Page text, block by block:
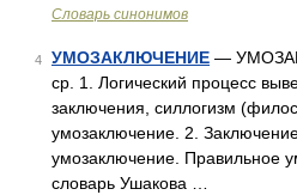
Словарь синонимов
4 УМОЗАКЛЮЧЕНИЕ —
ср. 1. Логический процесс
заключения, силлогизм
умозаключение. 2.
умозаключение. Правильное
словарь Ушакова …